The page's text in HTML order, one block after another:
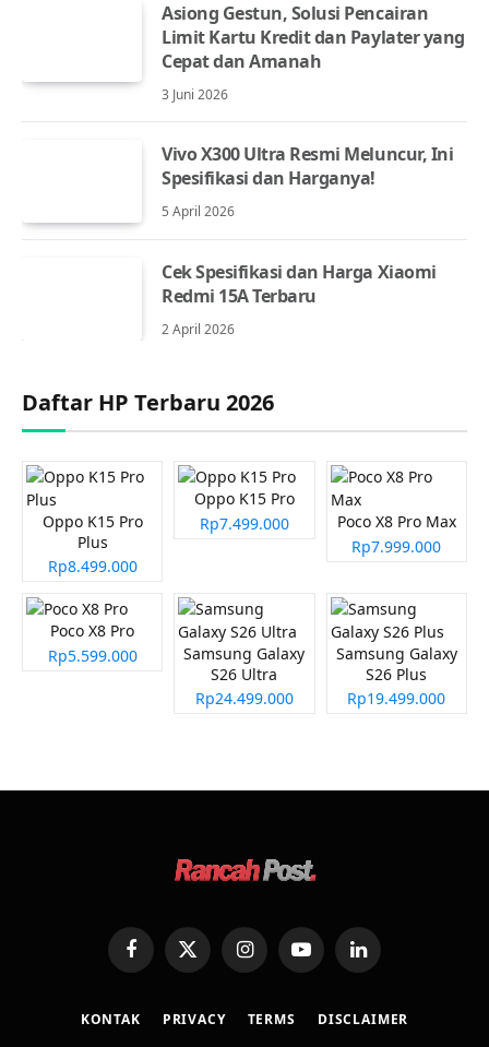
Asiong Gestun, Solusi Pencairan
Limit Kartu Kredit dan Paylater yang
Cepat dan Amanah
3 Juni 2026
Vivo X300 Ultra Resmi Meluncur, Ini
Spesifikasi dan Harganya!
5 April 2026
Cek Spesifikasi dan Harga Xiaomi
Redmi 15A Terbaru
2 April 2026
Daftar HP Terbaru 2026
Oppo K15 Pro
Plus
Rp8.499.000
Oppo K15 Pro
Rp7.499.000
Poco X8 Pro Max
Rp7.999.000
Poco X8 Pro
Rp5.599.000
Samsung Galaxy
S26 Ultra
Rp24.499.000
Samsung Galaxy
S26 Plus
Rp19.499.000
FacebookX
(Twitter)
InstagramYouTubeLinkedIn
KONTAK PRIVACY TERMS DISCLAIMER